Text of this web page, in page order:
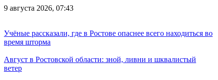
9 августа 2026, 07:43
Учёные рассказали, где в Ростове опаснее всего находиться во
время шторма
Август в Ростовской области: зной, ливни и шквалистый
ветер